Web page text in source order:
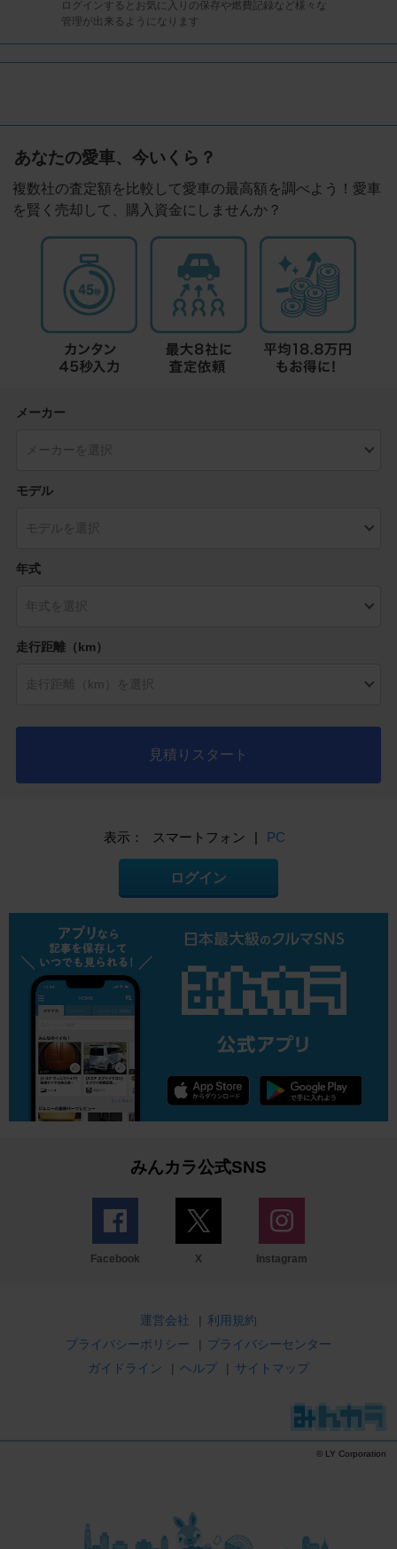
ログインするとお気に入りの保存や燃費記録など様々な
管理が出来るようになります
あなたの愛車、今いくら？
複数社の査定額を比較して愛車の最高額を調べよう！愛車
を賢く売却して、購入資金にしませんか？
メーカー
モデル
年式
走行距離（km）
見積りスタート
表示： スマートフォン | PC
ログイン
みんカラ公式SNS
Facebook X Instagram
運営会社 | 利用規約
プライバシーポリシー
| プライバシーセンター
ガイドライン
| ヘルプ | サイトマップ
© LY Corporation